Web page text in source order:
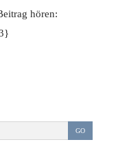
GO
hören: